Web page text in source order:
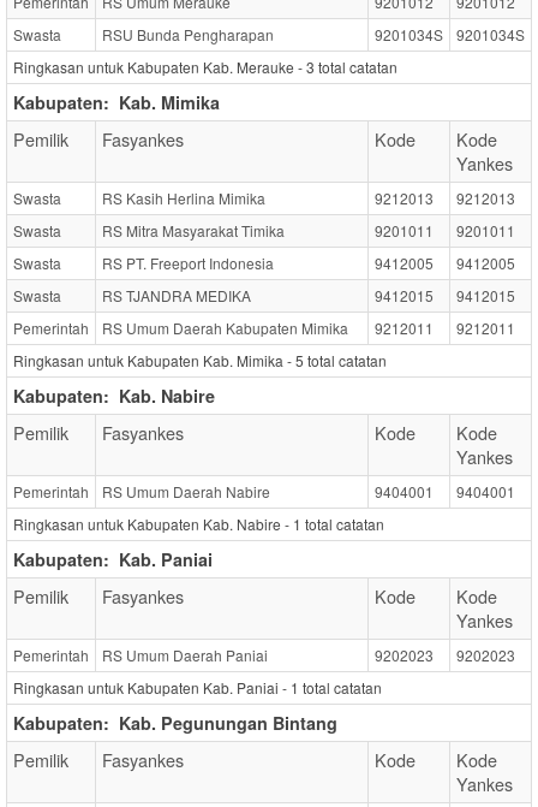
Swasta
RSU Bunda Pengharapan 9201034S
9201034S
Ringkasan untuk Kabupaten Kab. Merauke -3 total catatan
Kabupaten: Kab. Mimika
Pemilik Fasyankes Kode
Kode
Yankes
Swasta RS Kasih Herlina Mimika 9212013
9212013
Swasta
RS Mitra Masyarakat Timika 9201011
9201011
Swasta
RS PT. Freeport Indonesia 9412005
9412005
Swasta
RS TJANDRA MEDIKA 9412015
9412015
Pemerintah
RS Umum Daerah Kabupaten Mimika 9212011
9212011
Ringkasan untuk Kabupaten Kab. Mimika -5 total catatan
Kabupaten: Kab. Nabire
Pemilik Fasyankes Kode
Kode
Yankes
Pemerintah RS Umum Daerah Nabire 9404001
9404001
Ringkasan untuk Kabupaten Kab. Nabire - 1 total catatan
Kabupaten: Kab. Paniai
Pemilik Fasyankes Kode
Kode
Yankes
Pemerintah RS Umum Daerah Paniai 9202023
9202023
Ringkasan untuk Kabupaten Kab. Paniai - 1 total catatan
Kabupaten: Kab. Pegunungan Bintang
Pemilik Fasyankes Kode
Kode
Yankes